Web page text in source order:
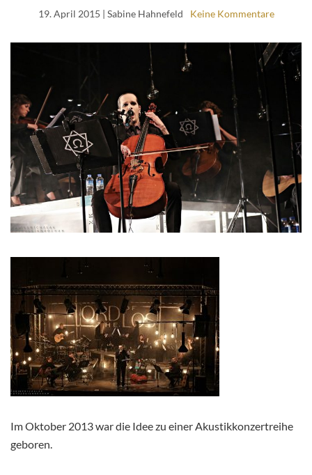
19. April 2015 | Sabine Hahnefeld Keine Kommentare
Im Oktober 2013 war die Idee zu einer Akustikkonzertreihe
geboren.